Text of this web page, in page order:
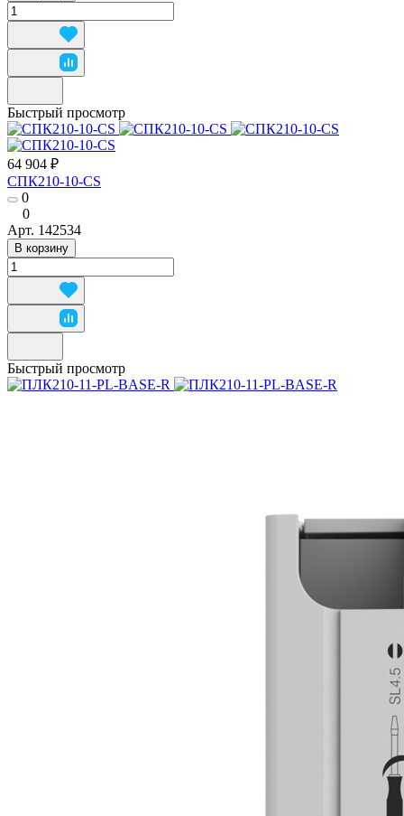
Быстрый просмотр
64 904 ₽
СПК210-10-CS
0
0
Арт. 142534
В корзину
Быстрый просмотр